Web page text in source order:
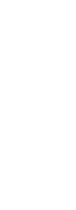
น เค้กกล้วยหอมน้